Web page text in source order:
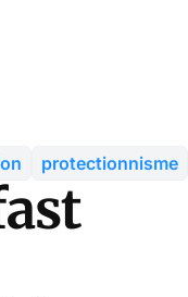
protectionnisme